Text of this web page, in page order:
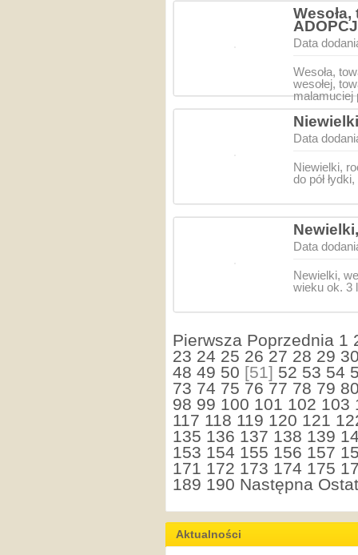
Data
Wesoła,
wesołej,
Data
Niewielki,
do pół
Data
Newielki,
wieku ok. 3
Pierwsza Poprzednia 1
23 24 25 26 27 28 29
48 49 50 [51] 52 53 54
73 74 75 76 77 78 79
98 99 100 101 102 103
117 118 119 120 121
135 136 137 138 139
153 154 155 156 157
171 172 173 174 175
189 190 Następna
Aktualności